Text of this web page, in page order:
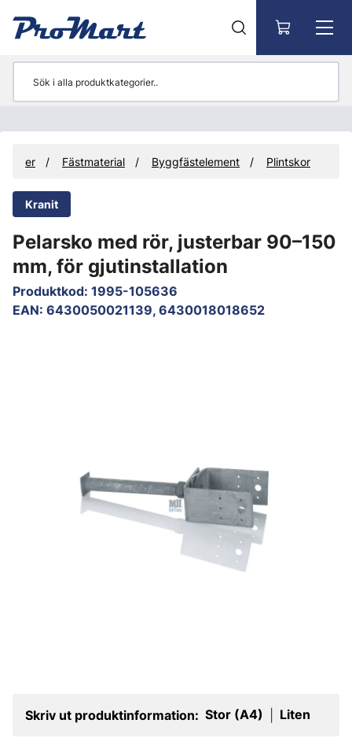
Fästmaterial Byggfästelement Plintskor
Kranit
Pelarsko med rör, justerbar 90–150
mm, för gjutinstallation
Produktkod: 1995-105636
EAN: 6430050021139, 6430018018652
Skriv ut produktinformation: Stor (A4) Liten